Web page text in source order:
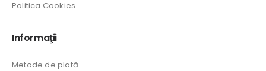
Politica Cookies
Informaţii
Metode de plată